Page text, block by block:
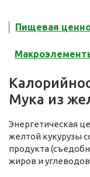
Пищевая
Мука из
Энергетическая
желтой кукурузы
продукта
жиров и